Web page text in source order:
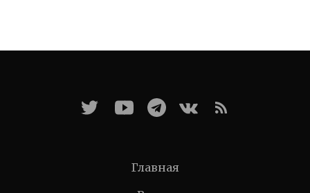
Главная